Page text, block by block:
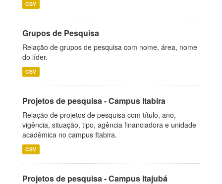
CSV
Grupos de Pesquisa
Relação de grupos de pesquisa com nome, área, nome
do líder.
CSV
Projetos de pesquisa - Campus Itabira
Relação de projetos de pesquisa com título, ano,
vigência, situação, tipo, agência financiadora e unidade
acadêmica no campus Itabira.
CSV
Projetos de pesquisa - Campus Itajubá